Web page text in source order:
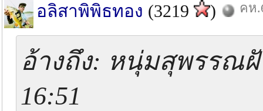
อลิสาพิพิธทอง (3219 ) คห
อ้างถึง: หนุ่มสุพรรณฝั
16:51